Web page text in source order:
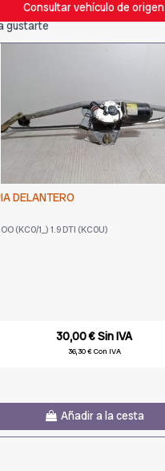
Consultar vehículo de origen
gustarte
DELANTERO
(KC0/1_) 1.9 DTI (KC0U)
30,00 € Sin IVA
36,30 € Con IVA
Añadir a la cesta